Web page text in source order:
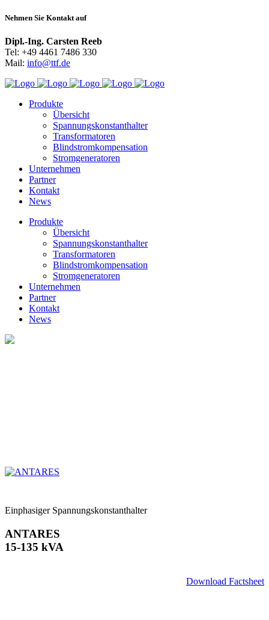
Nehmen Sie Kontakt auf
Dipl.-Ing. Carsten Reeb
Tel: +49 4461 7486 330
Mail: info@ttf.de
Produkte
Übersicht
Spannungskonstanthalter
Transformatoren
Blindstromkompensation
Stromgeneratoren
Unternehmen
Partner
Kontakt
News
Produkte
Übersicht
Spannungskonstanthalter
Transformatoren
Blindstromkompensation
Stromgeneratoren
Unternehmen
Partner
Kontakt
News
Einphasiger Spannungskonstanthalter
ANTARES
15-135 kVA
Download Factsheet